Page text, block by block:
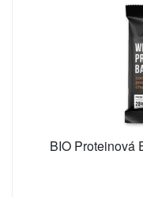
BIO Proteinová